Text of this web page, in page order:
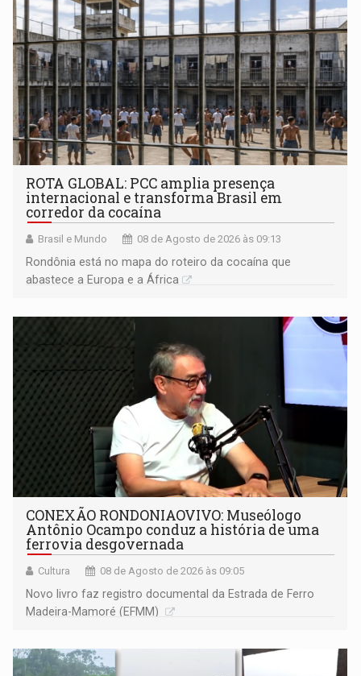
ROTA GLOBAL: PCC amplia presença
internacional e transforma Brasil em
corredor da cocaína
Brasil e Mundo 08 de Agosto de 2026 às 09:13
Rondônia está no mapa do roteiro da cocaína que
abastece a Europa e a África
CONEXÃO RONDONIAOVIVO: Museólogo
Antônio Ocampo conduz a história de uma
ferrovia desgovernada
Cultura 08 de Agosto de 2026 às 09:05
Novo livro faz registro documental da Estrada de Ferro
Madeira-Mamoré (EFMM)